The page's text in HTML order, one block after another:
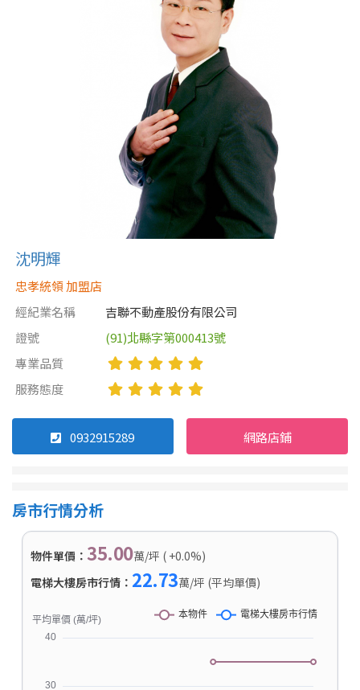
沈明輝
忠孝統領 加盟店
經紀業名稱
吉聯不動產股份有限公司
證號
(91)北縣字第000413號
專業品質
服務態度
0932915289 網路店鋪
房市行情分析
物件單價： 35.00萬/坪 ( +0.0%)
電梯大樓房市行情： 22.73萬/坪 (平均單價)